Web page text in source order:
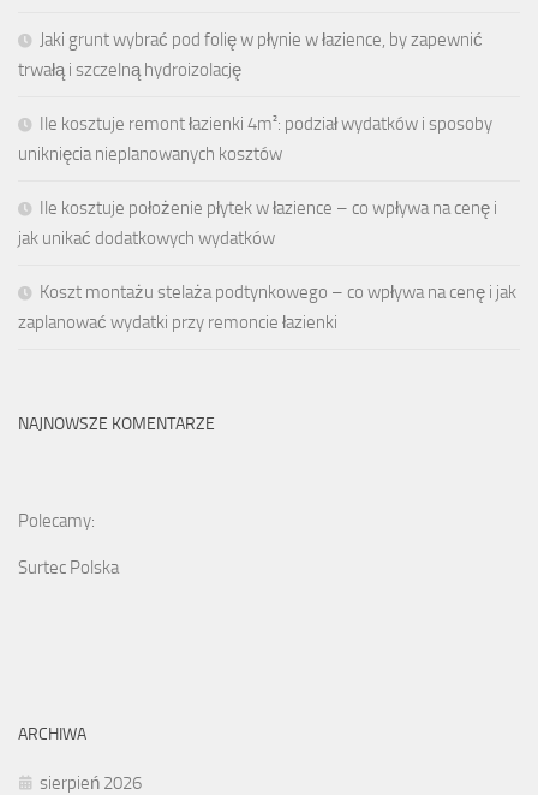
Jaki grunt wybrać pod folię w płynie w łazience, by zapewnić
trwałą i szczelną hydroizolację
Ile kosztuje remont łazienki 4m²: podział wydatków i sposoby
uniknięcia nieplanowanych kosztów
Ile kosztuje położenie płytek w łazience – co wpływa na cenę i
jak unikać dodatkowych wydatków
Koszt montażu stelaża podtynkowego – co wpływa na cenę i jak
zaplanować wydatki przy remoncie łazienki
NAJNOWSZE KOMENTARZE
Polecamy:
Surtec Polska
ARCHIWA
sierpień 2026